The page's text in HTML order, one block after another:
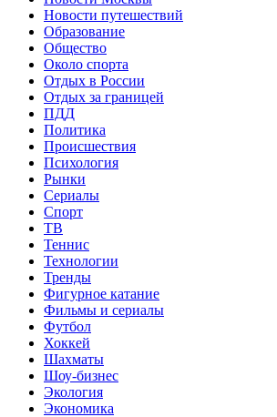
Новости путешествий
Образование
Общество
Около спорта
Отдых в России
Отдых за границей
ПДД
Политика
Происшествия
Психология
Рынки
Сериалы
Спорт
ТВ
Теннис
Технологии
Тренды
Фигурное катание
Фильмы и сериалы
Футбол
Хоккей
Шахматы
Шоу-бизнес
Экология
Экономика